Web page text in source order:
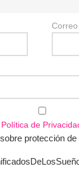
Política de
protección de